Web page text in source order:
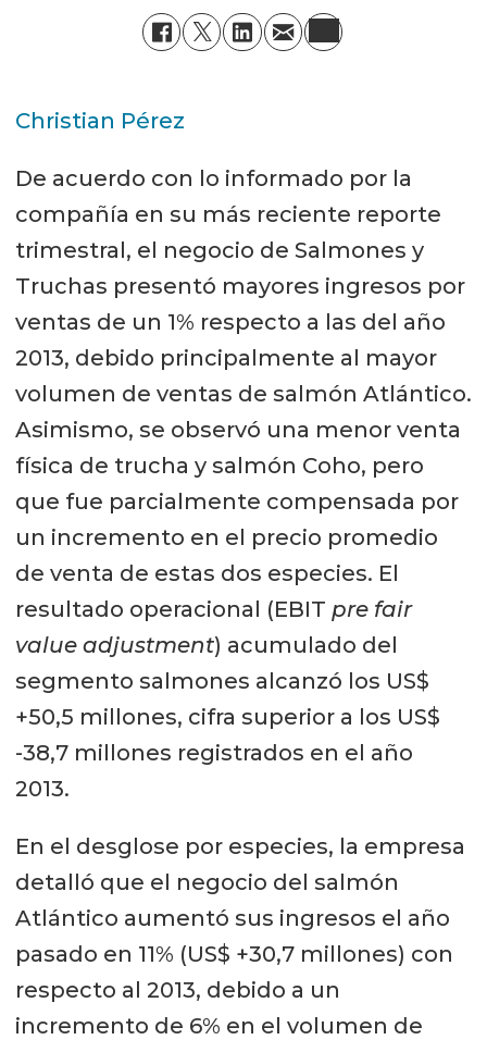
Christian Pérez
De acuerdo con lo informado por la
compañía en su más reciente reporte
trimestral, el negocio de Salmones y
Truchas presentó mayores ingresos por
ventas de un 1% respecto a las del año
2013, debido principalmente al mayor
volumen de ventas de salmón Atlántico.
Asimismo, se observó una menor venta
física de trucha y salmón Coho, pero
que fue parcialmente compensada por
un incremento en el precio promedio
de venta de estas dos especies. El
resultado operacional (EBIT pre fair
value adjustment) acumulado del
segmento salmones alcanzó los US$
+50,5 millones, cifra superior a los US$
-38,7 millones registrados en el año
2013.
En el desglose por especies, la empresa
detalló que el negocio del salmón
Atlántico aumentó sus ingresos el año
pasado en 11% (US$ +30,7 millones) con
respecto al 2013, debido a un
incremento de 6% en el volumen de